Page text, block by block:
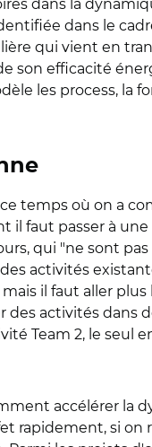
dans la
dans le
qui vient en
son efficacité
les process, la
temps où on a
il faut passer à
qui "ne sont pas
activités
il faut aller plus
des activités dans
Team 2, le seul
accélérer la
rapidement, si on